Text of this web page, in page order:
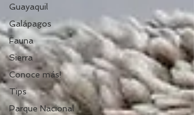
Guayaquil
Galápagos
Fauna
Sierra
Conoce más!
Tips
Parque Nacional